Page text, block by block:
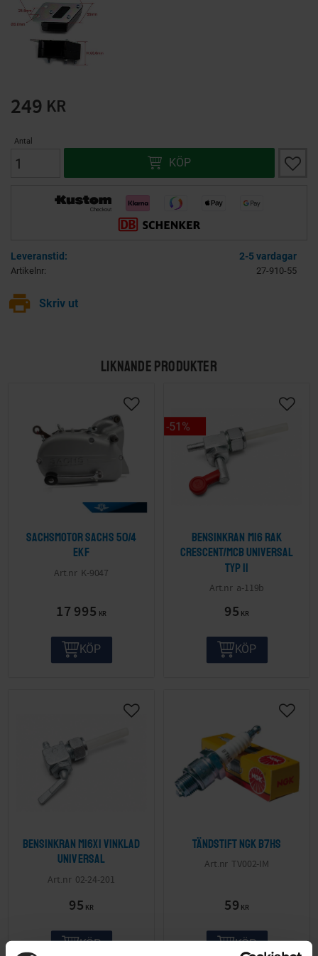
249 KR
Antal
KÖP Lägg
2-5 vardagar
Artikelnr 27-910-55
print Skriv ut
LIKNANDE PRODUKTER
Sachsmotor Sachs 50/4
EKF
K-9047
17 995 KR
KÖP
Bensinkran M16 Rak
Crescent/MCB Universal
Typ II
a-119b
95 KR
51 %
KÖP
Bensinkran M16x1 vinklad
Universal
02-24-201
95 KR
KÖP
Tändstift NGK B7HS
TV002-IM
59 KR
KÖP